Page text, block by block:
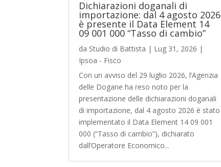
Dichiarazioni doganali di
importazione: dal 4 agosto 2026
è presente il Data Element 14
09 001 000 “Tasso di cambio”
da Studio di Battista | Lug 31, 2026 |
Ipsoa - Fisco
Con un avviso del 29 luglio 2026, l’Agenzia
delle Dogane ha reso noto per la
presentazione delle dichiarazioni doganali
di importazione, dal 4 agosto 2026 è stato
implementato il Data Element 14 09 001
000 (“Tasso di cambio”), dichiarato
dall’Operatore Economico...